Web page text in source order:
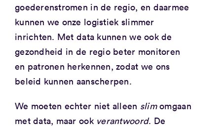
goederenstromen in de regio, en daarmee
kunnen we onze logistiek slimmer
inrichten. Met data kunnen we ook de
gezondheid in de regio beter monitoren
en patronen herkennen, zodat we ons
beleid kunnen aanscherpen.
We moeten echter niet alleen slimomgaan
met data, maar ook verantwoord. De